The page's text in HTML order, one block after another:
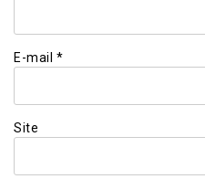
E-mail *
Site